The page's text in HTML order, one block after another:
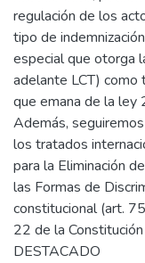
regulación de los
tipo de indemnización
especial que otorga
adelante LCT) como
que emana de la ley
Además,
los tratados
para la Eliminación
las Formas de
constitucional (art.
22 de la
DESTACADO